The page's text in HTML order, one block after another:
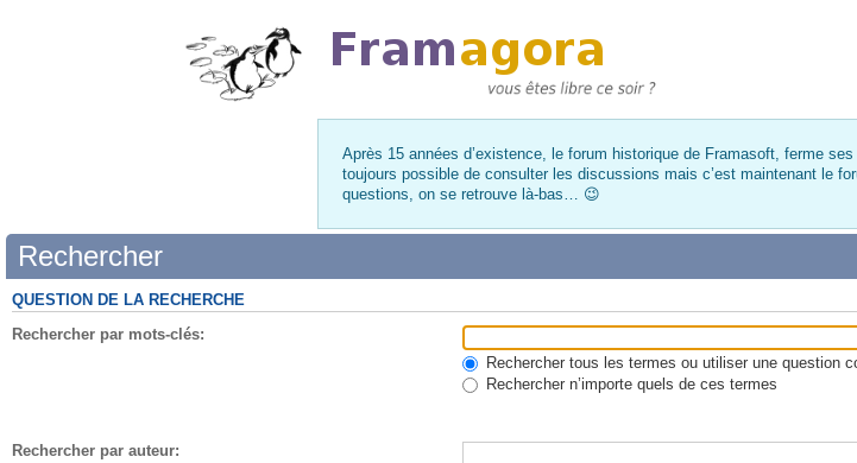
Après 15 années d’existence, le forum historique de Framasoft, ferme
toujours possible de consulter les discussions mais c’est maintenant le
questions, on se retrouve là-bas… 😉
Rechercher
QUESTION DE LA RECHERCHE
Rechercher par mots-clés:
Rechercher tous les termes ou utiliser une question
Rechercher n’importe quels de ces termes
Rechercher par auteur: